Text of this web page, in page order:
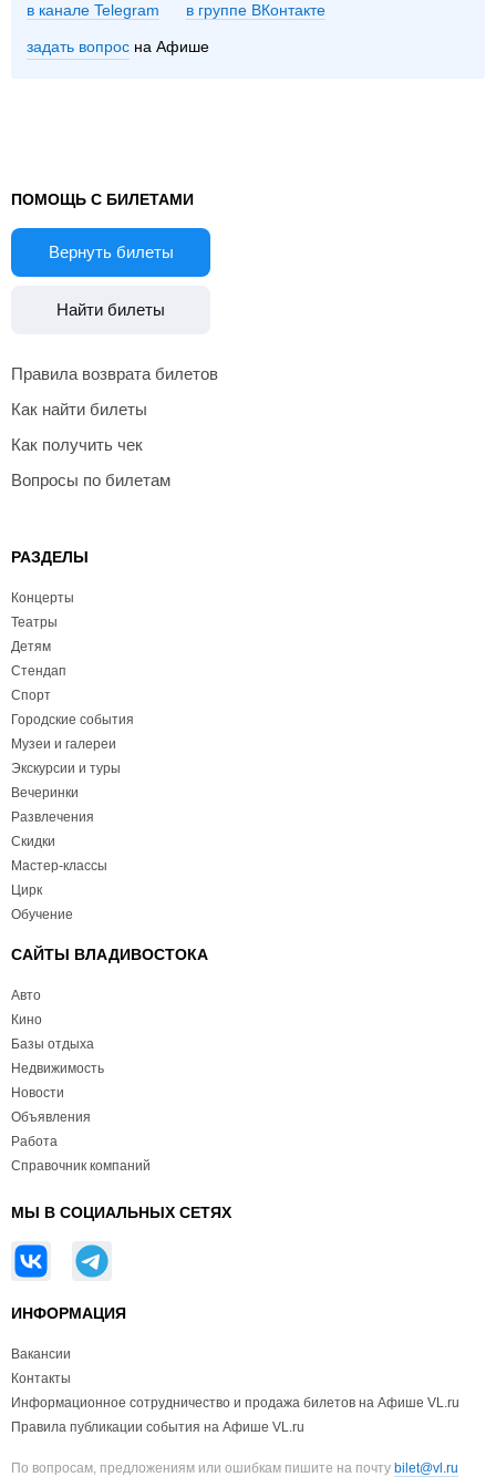
в канале Telegram группе ВКонтакте
задать вопрос на Афише
ПОМОЩЬ С БИЛЕТАМИ
Вернуть билеты
Найти билеты
Правила возврата билетов
Как найти билеты
Как получить чек
Вопросы по билетам
РАЗДЕЛЫ
Концерты
Театры
Детям
Стендап
Спорт
Городские события
Музеи и галереи
Экскурсии и туры
Вечеринки
Развлечения
Скидки
Мастер-классы
Цирк
Обучение
САЙТЫ ВЛАДИВОСТОКА
Авто
Кино
Базы отдыха
Недвижимость
Новости
Объявления
Работа
Справочник компаний
МЫ В СОЦИАЛЬНЫХ СЕТЯХ
ИНФОРМАЦИЯ
Вакансии
Контакты
Информационное сотрудничество и продажа билетов на Афише VL.ru
Правила публикации события на Афише VL.ru
По вопросам, предложениям или ошибкам пишите на почту bilet@vl.ru